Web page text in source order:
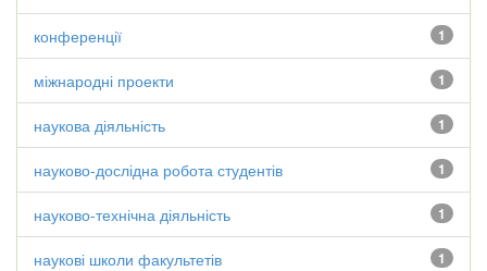
1
конференції
1
міжнародні проекти
1
наукова діяльність
1
науково-дослідна робота студентів
1
науково-технічна діяльність
1
наукові школи факультетів